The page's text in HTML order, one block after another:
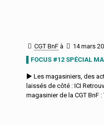
CGT BnF à
14 mars
▌FOCUS #12 SPÉCIAL
► Les magasiniers, des
laissés de côté : ICI
magasinier de la CGT BnF :